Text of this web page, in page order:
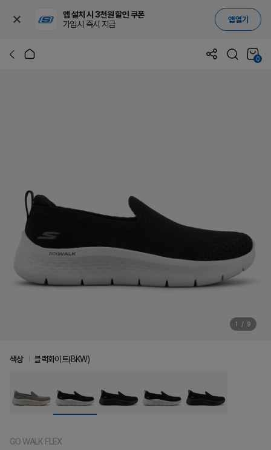
앱 설치 시 3천원 할인 쿠폰
가입시 즉시 지급
앱 열기
0
1 / 9
GO WALK FLEX
색상 블랙화이트(BKW)